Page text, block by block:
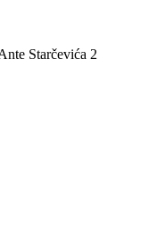
Starčevića 2